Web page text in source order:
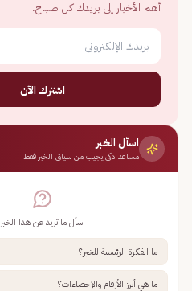
أهم الأخبار إلى بريدك كل صباح.
اشترك الآن
اسأل الخبر
مساعد ذكي يجيب من سياق الخبر فقط
اسأل ما تريد عن هذا الخبر
ما الفكرة الرئيسية للخبر؟
ما هي أبرز الأرقام والإحصاءات؟